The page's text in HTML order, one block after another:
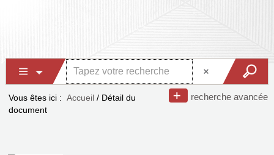
recherche avancée
Vous êtes ici : Accueil / Détail du
document